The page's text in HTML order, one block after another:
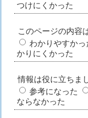
つけにくかった
このページの内容
わかりやすかっ
かりにくかった
情報は役に立ちま
参考になった
ならなかった